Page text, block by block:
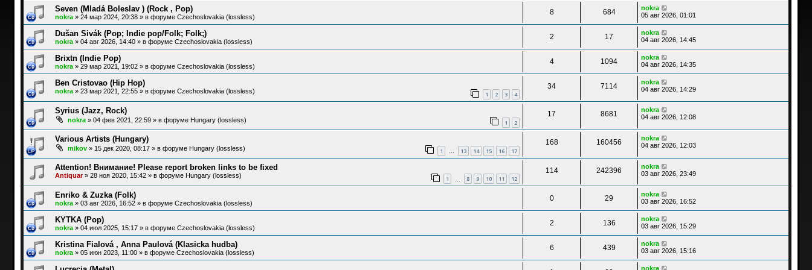
Seven (Mladá Boleslav ) (Rock , Pop)
nokra» 24 мар 2024, 20:38» в форуме Czechoslovakia (lossless)
8 684
nokra
05 авг 2026, 01:01
Dušan Sivák (Pop; Indie pop/Folk; Folk;)
nokra» 04 авг 2026, 14:40» в форуме Czechoslovakia (lossless)
2 17
nokra
04 авг 2026, 14:45
Brixtn (Indie Pop)
nokra» 29 мар 2021, 19:02» в форуме Czechoslovakia (lossless)
4 1094
nokra
04 авг 2026, 14:35
Ben Cristovao (Hip Hop)
nokra» 23 мар 2021, 22:55» в форуме Czechoslovakia (lossless) 1 2 3 4
34 7114
nokra
04 авг 2026, 14:29
Syrius (Jazz, Rock)
nokra» 04 фев 2021, 22:59» в форуме Hungary (lossless) 1 2
17 8681
nokra
04 авг 2026, 12:08
Various Artists (Hungary)
mikov» 15 дек 2020, 08:17» в форуме Hungary (lossless) 1 … 13 14 15 16 17
168 160456
nokra
04 авг 2026, 12:03
Attention! Внимание! Please report broken links to be fixed
Antiquar» 28 ноя 2020, 15:42» в форуме Hungary (lossless) 1 8 9 10 11 12
114 242396
nokra
03 авг 2026, 23:49
Enriko & Zuzka (Folk)
nokra» 03 авг 2026, 16:52» в форуме Czechoslovakia (lossless)
0 29
nokra
03 авг 2026, 16:52
KYTKA (Pop)
nokra» 04 июл 2025, 15:17» в форуме Czechoslovakia (lossless)
2 136
nokra
03 авг 2026, 15:29
Kristina Fialová , Anna Paulová (Klasicka hudba)
nokra» 05 июн 2023, 11:00» в форуме Czechoslovakia (lossless)
6 439
nokra
03 авг 2026, 15:16
nokra